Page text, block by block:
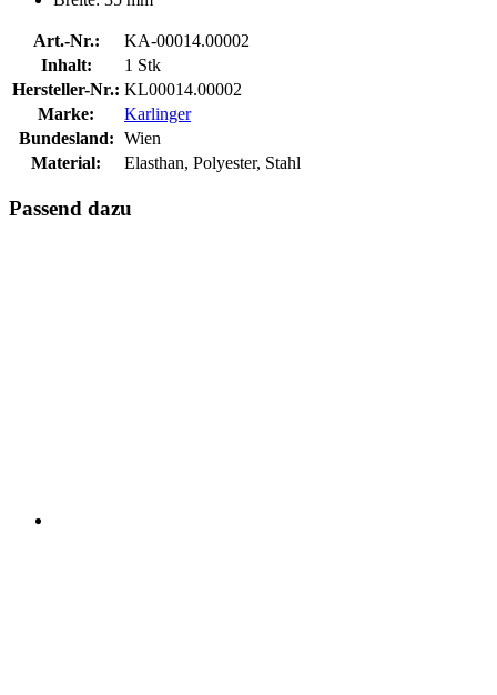
Art.-Nr.:
KA-00014.00002
Inhalt:
1 Stk
Hersteller-Nr.: KL00014.00002
Marke:
Karlinger
Bundesland: Wien
Material:
Elasthan, Polyester, Stahl
Passend dazu